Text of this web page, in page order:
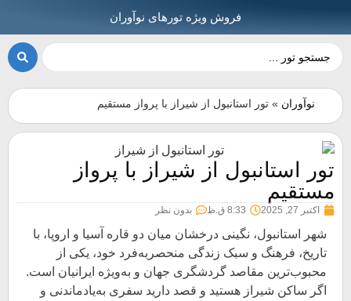
فروش ویژه تورهای نوآوران
نوآوران » تور استانبول از شیراز با پرواز مستقیم
تور استانبول از شیراز با پرواز
مستقیم
اکتبر 27, 2025 8:33 ق.ظ بدون نظر
شهر استانبول، نگینی درخشان میان دو قاره آسیا و اروپا، با
تاریخ، فرهنگ و سبک زندگی منحصربه‌فرد خود، یکی از
محبوب‌ترین مقاصد گردشگری جهان و به‌ویژه ایرانیان است.
اگر ساکن شیراز هستید و قصد دارید سفری به‌یادماندنی و